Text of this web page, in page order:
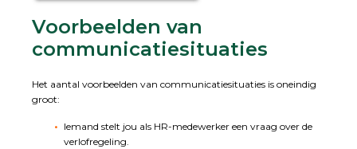
Voorbeelden van
communicatiesituaties
Het aantal voorbeelden van communicatiesituaties is oneindig
groot:
Iemand stelt jou als HR-medewerker een vraag over de
verlofregeling.